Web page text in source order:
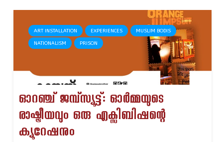
ART INSTALLATION EXPERIENCES MUSLIM BODIS
NATIONALISM PRISON
ഓറഞ്ച് ജമ്പ്സ്യൂട്ട്: ഓർമ്മയുടെ
രാഷ്ട്രീയവും ഒരു എക്സിബിഷന്റെ
ക്യൂറേഷനും